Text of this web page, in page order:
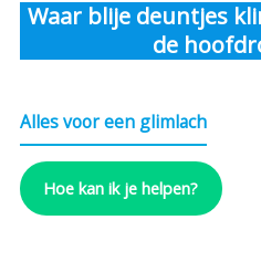
Waar blije deuntjes
de
Alles voor een glimlach
Hoe kan ik je helpen?